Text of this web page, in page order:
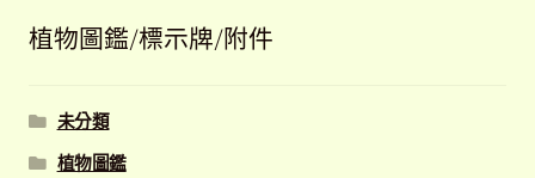
植物圖鑑/標示牌/附件
未分類
植物圖鑑